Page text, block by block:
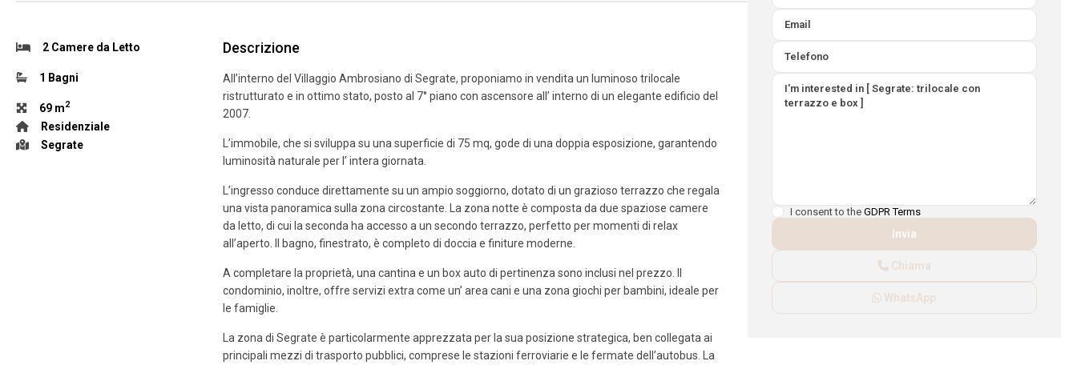
2 Camere da Letto
1 Bagni
69 m2
Residenziale
Segrate
Descrizione
All’interno del Villaggio Ambrosiano di Segrate, proponiamo in vendita un luminoso trilocale
ristrutturato e in ottimo stato, posto al 7° piano con ascensore all’ interno di un elegante edificio del
2007.
L’immobile, che si sviluppa su una superficie di 75 mq, gode di una doppia esposizione, garantendo
luminosità naturale per l’ intera giornata.
L’ingresso conduce direttamente su un ampio soggiorno, dotato di un grazioso terrazzo che regala
una vista panoramica sulla zona circostante. La zona notte è composta da due spaziose camere
da letto, di cui la seconda ha accesso a un secondo terrazzo, perfetto per momenti di relax
all’aperto. Il bagno, finestrato, è completo di doccia e finiture moderne.
A completare la proprietà, una cantina e un box auto di pertinenza sono inclusi nel prezzo. Il
condominio, inoltre, offre servizi extra come un’ area cani e una zona giochi per bambini, ideale per
le famiglie.
La zona di Segrate è particolarmente apprezzata per la sua posizione strategica, ben collegata ai
principali mezzi di trasporto pubblici, comprese le stazioni ferroviarie e le fermate dell’autobus. La
I consent to the GDPR Terms
Chiama
WhatsApp